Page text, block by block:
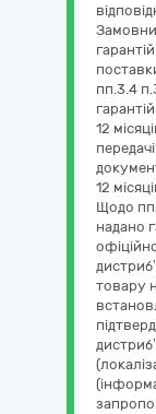
пп.3.4
12
12
Щодо
надано
товару